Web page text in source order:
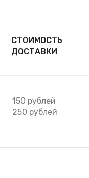
СТОИМОСТЬ
ДОСТАВКИ
150 рублей
250 рублей